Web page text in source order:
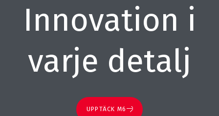
Innovation i
varje detalj
UPPTÄCK M6